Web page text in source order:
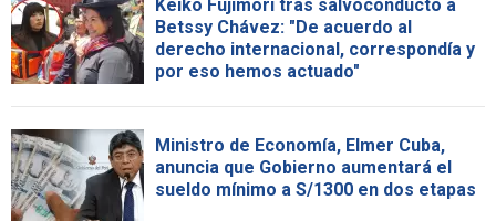
Keiko Fujimori tras salvoconducto a
Betssy Chávez: "De acuerdo al
derecho internacional, correspondía y
por eso hemos actuado"
Ministro de Economía, Elmer Cuba,
anuncia que Gobierno aumentará el
sueldo mínimo a S/1300 en dos etapas